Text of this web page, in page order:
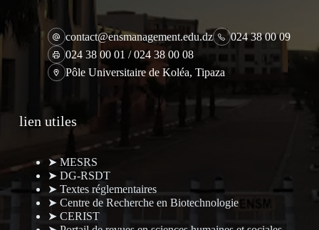
contact@ensmanagement.edu.dz
024 38 00 09
024 38 00 01 / 024 38 00 08
Pôle Universitaire de Koléa, Tipaza
lien utiles
➤ MESRS
➤ DG-RSDT
➤ Textes réglementaires
➤ Centre de Recherche en Biotechnologie
➤ CERIST